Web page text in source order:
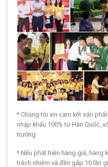
* Chúng tôi xin cam kết sản
nhập khẩu 100% từ Hàn Quốc,
trường
* Nếu phát hiện hàng giả, hàng
trách nhiệm và đền gấp 10 lần